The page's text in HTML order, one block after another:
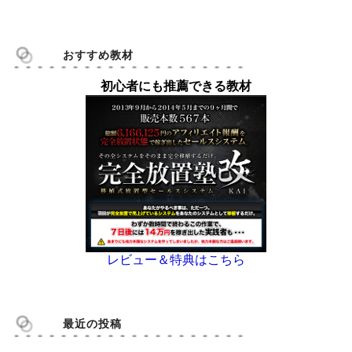
おすすめ教材
初心者にも推薦できる教材
レビュー＆特典はこちら
最近の投稿